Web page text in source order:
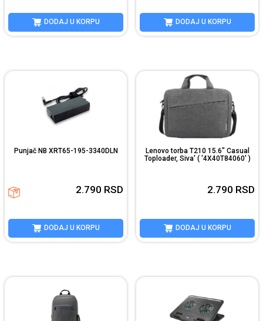
DODAJ U KORPU DODAJ U KORPU
Punjač NB XRT65-195-3340DLN
2.790 RSD
DODAJ U KORPU
Lenovo torba T210 15.6" Casual
Toploader, Siva' ( '4X40T84060' )
2.790 RSD
DODAJ U KORPU